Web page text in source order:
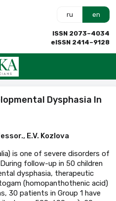
ru en
ISSN 2073–4034
eISSN 2414–9128
Dysphasia In
E.V. Kozlova
is one of severe disorders of
follow-up in 50 children
dysphasia, therapeutic
(homopanthothenic acid)
30 patients in Group 1 have